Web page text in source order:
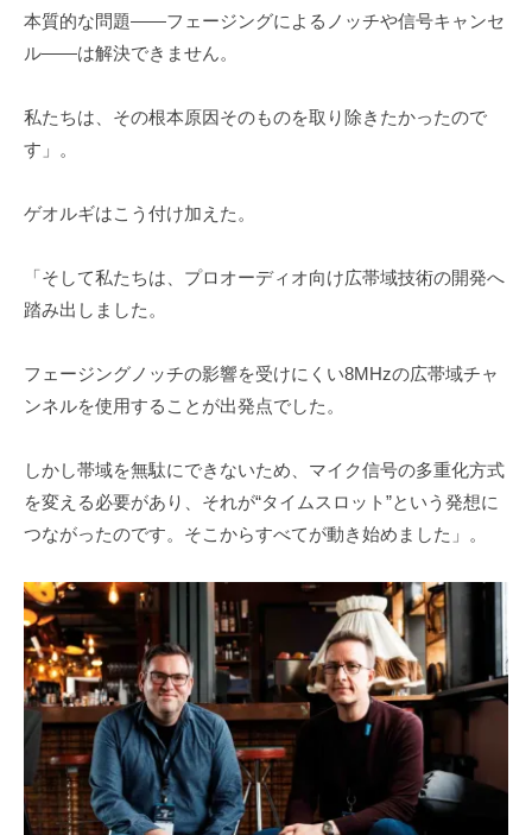
本質的な問題――フェージングによるノッチや信号キャンセ
ル――は解決できません。
私たちは、その根本原因そのものを取り除きたかったので
す」。
ゲオルギはこう付け加えた。
「そして私たちは、プロオーディオ向け広帯域技術の開発へ
踏み出しました。
フェージングノッチの影響を受けにくい8MHzの広帯域チャ
ンネルを使用することが出発点でした。
しかし帯域を無駄にできないため、マイク信号の多重化方式
を変える必要があり、それが“タイムスロット”という発想に
つながったのです。そこからすべてが動き始めました」。